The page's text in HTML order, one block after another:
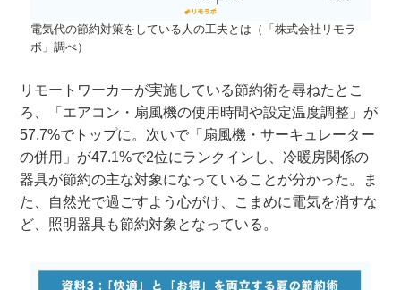
電気代の節約対策をしている人の工夫とは（「株式会社リモラ
ボ」調べ）
リモートワーカーが実施している節約術を尋ねたとこ
ろ、「エアコン・扇風機の使用時間や設定温度調整」が
57.7%でトップに。次いで「扇風機・サーキュレーター
の併用」が47.1%で2位にランクインし、冷暖房関係の
器具が節約の主な対象になっていることが分かった。ま
た、自然光で過ごすよう心がけ、こまめに電気を消すな
ど、照明器具も節約対象となっている。